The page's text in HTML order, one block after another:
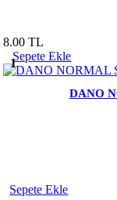
8.00 TL
1
Sepete Ekle
DANO
Sepete Ekle